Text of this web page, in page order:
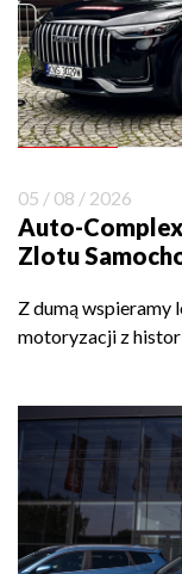
05 / 08 / 2026
Auto-
Zlotu
Z dumą wspieramy
motoryzacji z